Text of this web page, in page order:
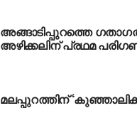
അങ്ങാടിപ്പുറത്തെ
അഴിക്കലിന് പ്രഥമ
മലപ്പുറത്തിന്